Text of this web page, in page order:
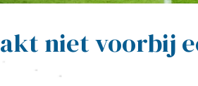
niet voorbij